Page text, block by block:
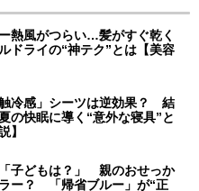
熱風がつらい…髪がすぐ乾く
ドライの“神テク”とは【美容
冷感」シーツは逆効果？ 結
の快眠に導く“意外な寝具”と
】
「子どもは？」 親のおせっか
ー？ 「帰省ブルー」が“正